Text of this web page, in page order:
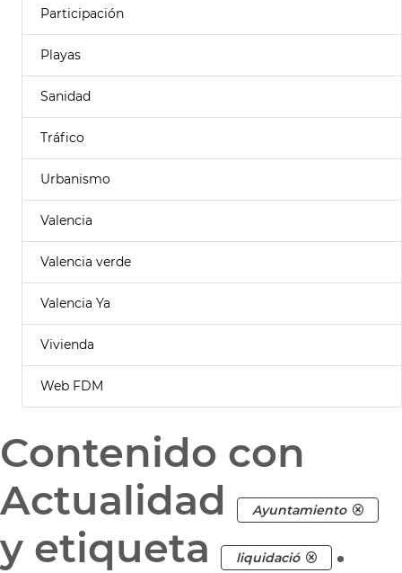
Participación
Playas
Sanidad
Tráfico
Urbanismo
Valencia
Valencia verde
Valencia Ya
Vivienda
Web FDM
Contenido con
Actualidad
Ayuntamiento
y etiqueta liquidació .